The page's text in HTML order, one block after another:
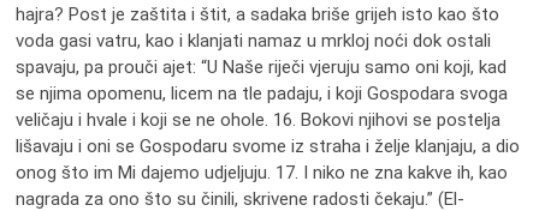
hajra? Post je zaštita i štit, a sadaka briše grijeh isto kao što
voda gasi vatru, kao i klanjati namaz u mrkloj noći dok ostali
spavaju, pa prouči ajet: “U Naše riječi vjeruju samo oni koji, kad
se njima opomenu, licem na tle padaju, i koji Gospodara svoga
veličaju i hvale i koji se ne ohole. 16. Bokovi njihovi se postelja
lišavaju i oni se Gospodaru svome iz straha i želje klanjaju, a dio
onog što im Mi dajemo udjeljuju. 17. I niko ne zna kakve ih, kao
nagrada za ono što su činili, skrivene radosti čekaju.” (El-